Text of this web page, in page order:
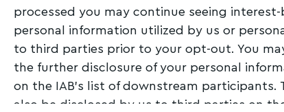
processed you may continue seeing interest-
personal information utilized by us or
to third parties prior to your opt-out. You
the further disclosure of your personal
on the IAB’s list of downstream participants.
also be disclosed by us to third parties on